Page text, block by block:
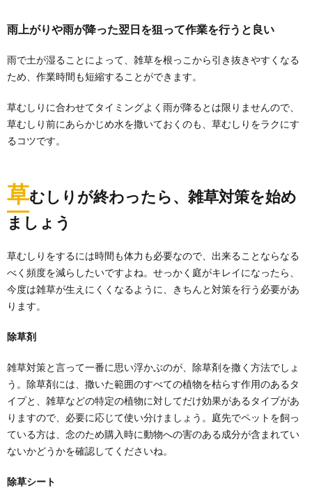
雨上がりや雨が降った翌日を狙って作業を行うと良い
雨で土が湿ることによって、雑草を根っこから引き抜きやすくなる
ため、作業時間も短縮することができます。
草むしりに合わせてタイミングよく雨が降るとは限りませんので、
草むしり前にあらかじめ水を撒いておくのも、草むしりをラクにす
るコツです。
草むしりが終わったら、雑草対策を始め
ましょう
草むしりをするには時間も体力も必要なので、出来ることならなる
べく頻度を減らしたいですよね。せっかく庭がキレイになったら、
今度は雑草が生えにくくなるように、きちんと対策を行う必要があ
ります。
除草剤
雑草対策と言って一番に思い浮かぶのが、除草剤を撒く方法でしょ
う。除草剤には、撒いた範囲のすべての植物を枯らす作用のあるタ
イプと、雑草などの特定の植物に対してだけ効果があるタイプがあ
りますので、必要に応じて使い分けましょう。庭先でペットを飼っ
ている方は、念のため購入時に動物への害のある成分が含まれてい
ないかどうかを確認してくださいね。
除草シート